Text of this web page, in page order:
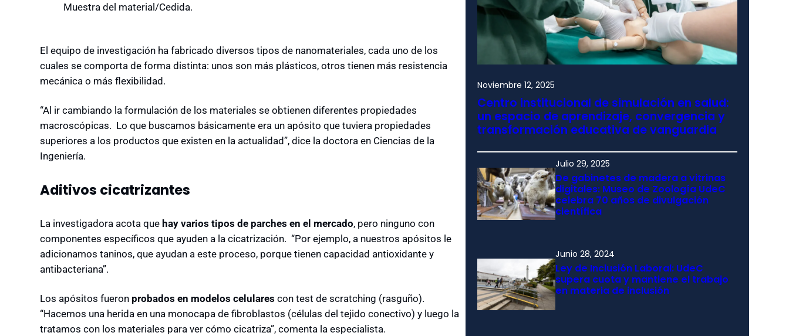
Muestra del material/Cedida.
El equipo de investigación ha fabricado diversos tipos de nanomateriales, cada uno de los
cuales se comporta de forma distinta: unos son más plásticos, otros tienen más resistencia
mecánica o más flexibilidad.
“Al ir cambiando la formulación de los materiales se obtienen diferentes propiedades
macroscópicas. Lo que buscamos básicamente era un apósito que tuviera propiedades
superiores a los productos que existen en la actualidad”, dice la doctora en Ciencias de la
Ingeniería.
Aditivos cicatrizantes
La investigadora acota que hay varios tipos de parches en el mercado, pero ninguno con
componentes específicos que ayuden a la cicatrización. “Por ejemplo, a nuestros apósitos le
adicionamos taninos, que ayudan a este proceso, porque tienen capacidad antioxidante y
antibacteriana”.
Los apósitos fueron probados en modelos celulares con test de scratching (rasguño).
“Hacemos una herida en una monocapa de fibroblastos (células del tejido conectivo) y luego la
tratamos con los materiales para ver cómo cicatriza”, comenta la especialista.
Noviembre 12, 2025
Centro institucional de simulación en salud:
un espacio de aprendizaje, convergencia y
transformación educativa de vanguardia
Julio 29, 2025
De gabinetes de madera a vitrinas
digitales: Museo de Zoología UdeC
celebra 70 años de divulgación
científica
Junio 28, 2024
Ley de Inclusión Laboral: UdeC
supera cuota y mantiene el trabajo
en materia de inclusión